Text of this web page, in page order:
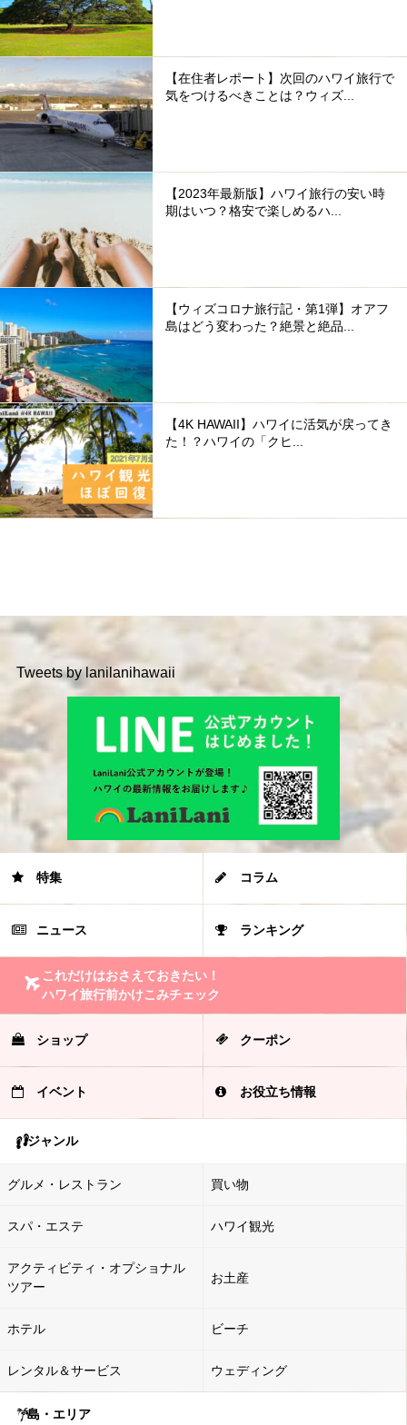
【在住者レポート】次回のハワイ旅行で
気をつけるべきことは？ウィズ...
【2023年最新版】ハワイ旅行の安い時
期はいつ？格安で楽しめるハ...
【ウィズコロナ旅行記・第1弾】オアフ
島はどう変わった？絶景と絶品...
【4K HAWAII】ハワイに活気が戻ってき
た！？ハワイの「クヒ...
Tweets by lanilanihawaii
特集 コラム
ニュース ランキング
これだけはおさえておきたい！
ハワイ旅行前かけこみチェック
ショップ クーポン
イベント お役立ち情報
ジャンル
グルメ・レストラン 買い物
スパ・エステ ハワイ観光
アクティビティ・オプショナル
ツアー
お土産
ホテル ビーチ
レンタル＆サービス ウェディング
島・エリア